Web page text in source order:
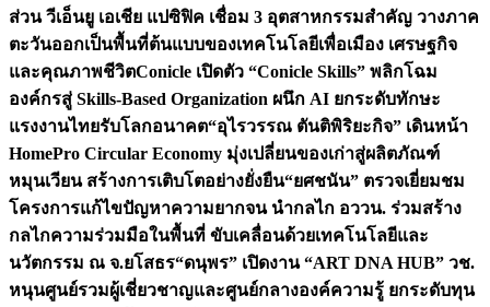
ส่วน วีเอ็นยู เอเชีย แปซิฟิค เชื่อม 3 อุตสาหกรรมสำคัญ วางภาค
ตะวันออกเป็นพื้นที่ต้นแบบของเทคโนโลยีเพื่อเมือง เศรษฐกิจ
และคุณภาพชีวิตConicle เปิดตัว “Conicle Skills” พลิกโฉม
องค์กรสู่ Skills-Based Organization ผนึก AI ยกระดับทักษะ
แรงงานไทยรับโลกอนาคต“อุไรวรรณ ตันติพิริยะกิจ” เดินหน้า
HomePro Circular Economy มุ่งเปลี่ยนของเก่าสู่ผลิตภัณฑ์
หมุนเวียน สร้างการเติบโตอย่างยั่งยืน“ยศชนัน” ตรวจเยี่ยมชม
โครงการแก้ไขปัญหาความยากจน นำกลไก อววน. ร่วมสร้าง
กลไกความร่วมมือในพื้นที่ ขับเคลื่อนด้วยเทคโนโลยีและ
นวัตกรรม ณ จ.ยโสธร“ดนุพร” เปิดงาน “ART DNA HUB” วช.
หนุนศูนย์รวมผู้เชี่ยวชาญและศูนย์กลางองค์ความรู้ ยกระดับทุน